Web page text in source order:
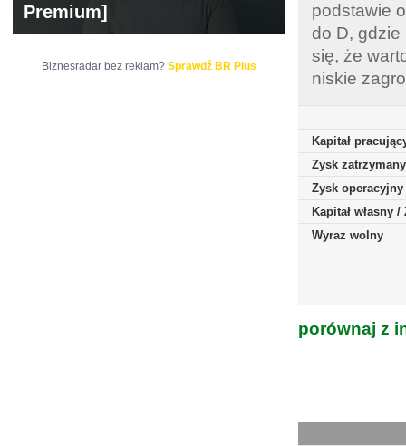
podstawie
do D, gdzie
się, że
niskie
Kapitał
Zysk
Zysk operacyjny
Kapitał własny
Wyraz wolny
porównaj z
Premium]
Biznesradar bez reklam? Sprawdź BR Plus